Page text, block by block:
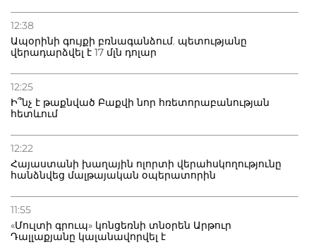
12:38
Ապօրինի գույքի բռնագանձում. պետությանը
վերադարձվել է 17 մլն դոլար
12:25
Ի՞նչ է թաքնված Բաքվի նոր հռետորաբանության
հետևում
12:22
Հայաստանի խաղային ոլորտի վերահսկողությունը
հանձնվեց մալթայական օպերատորին
11:55
«Մուլտի գրուպ» կոնցեռնի տնօրեն Արթուր
Դալլաքյանը կալանավորվել է